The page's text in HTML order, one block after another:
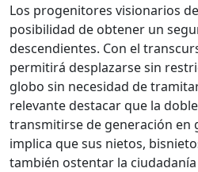
Los progenitores visionarios
posibilidad de obtener un
descendientes. Con el
permitirá desplazarse sin
globo sin necesidad de
relevante destacar que la
transmitirse de generación en
implica que sus nietos,
también ostentar la